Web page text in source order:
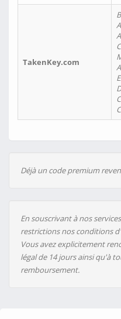
TakenKey.com
Déjà un code premium
En souscrivant à nos
restrictions nos conditions
Vous avez explicitement
légal de 14 jours ainsi qu'à
remboursement.